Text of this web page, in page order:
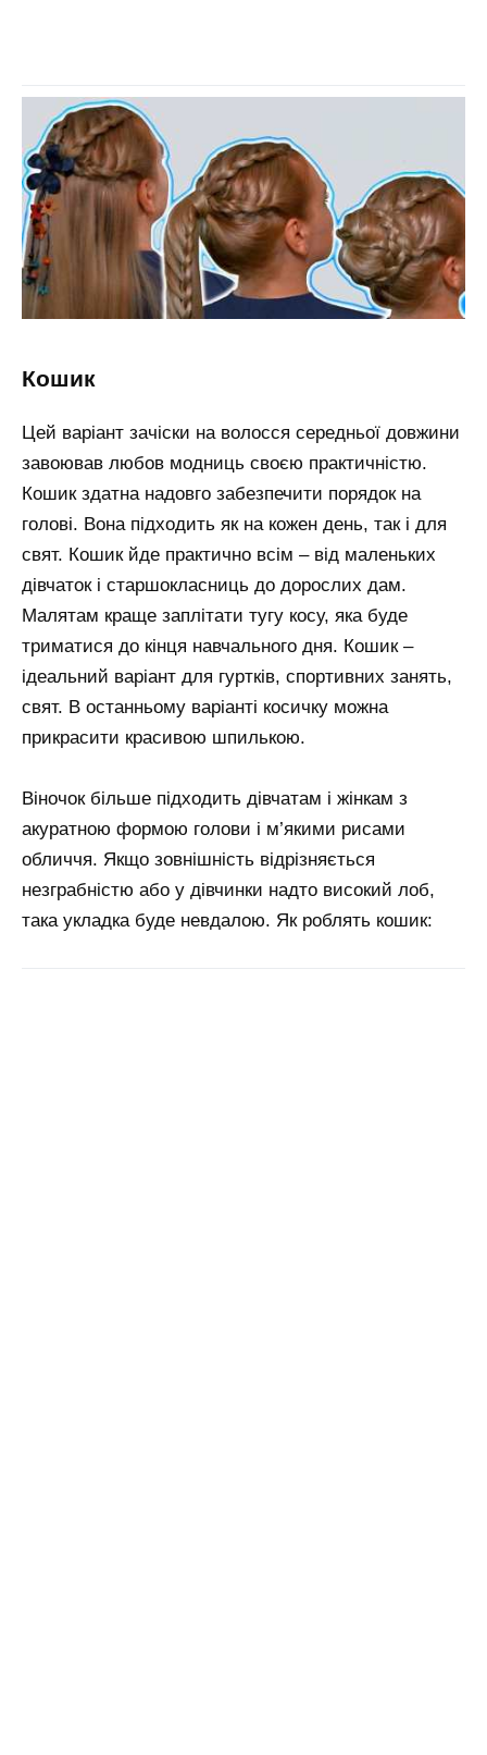
кошик
Цей варіант зачіски на волосся середньої довжини
завоював любов модниць своєю практичністю.
Кошик здатна надовго забезпечити порядок на
голові. Вона підходить як на кожен день, так і для
свят. Кошик йде практично всім – від маленьких
дівчаток і старшокласниць до дорослих дам.
Малятам краще заплітати тугу косу, яка буде
триматися до кінця навчального дня. Кошик –
ідеальний варіант для гуртків, спортивних занять,
свят. В останньому варіанті косичку можна
прикрасити красивою шпилькою.
Віночок більше підходить дівчатам і жінкам з
акуратною формою голови і м’якими рисами
обличчя. Якщо зовнішність відрізняється
незграбністю або у дівчинки надто високий лоб,
така укладка буде невдалою. Як роблять кошик: